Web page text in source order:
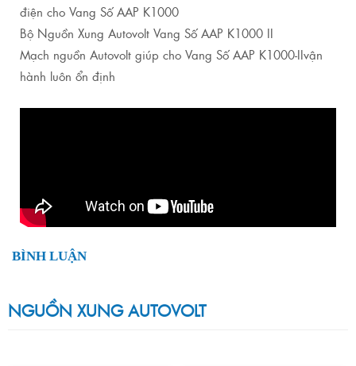
điện cho Vang Số AAP K1000
Bộ Nguồn Xung Autovolt Vang Số AAP K1000 II
Mạch nguồn Autovolt giúp cho Vang Số AAP K1000-IIvận
hành luôn ổn định
BÌNH LUẬN
NGUỒN XUNG AUTOVOLT